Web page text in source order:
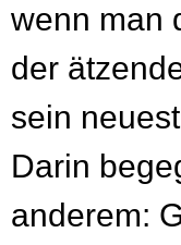
wenn man
der
sein
Darin
anderem: